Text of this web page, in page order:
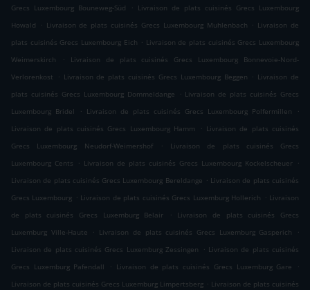
Grecs Luxembourg Bouneweg-Süd
. Livraison de plats cuisinés Grecs Luxembourg
Howald
. Livraison de plats cuisinés Grecs Luxembourg Muhlenbach . Livraison de
plats cuisinés Grecs Luxembourg Eich . Livraison de plats cuisinés Grecs Luxembourg
Weimerskirch
.
Livraison de plats cuisinés Grecs Luxembourg Bonnevoie-Nord-
Verlorenkost
. Livraison de plats cuisinés Grecs Luxembourg Beggen . Livraison de
plats cuisinés Grecs Luxembourg Dommeldange
. Livraison de plats cuisinés Grecs
Luxembourg Bridel
. Livraison de plats cuisinés Grecs Luxembourg Polfermillen
.
Livraison de plats cuisinés Grecs Luxembourg Hamm
. Livraison de plats cuisinés
Grecs Luxembourg Neudorf-Weimershof
.
Livraison de plats cuisinés Grecs
Luxembourg Cents
. Livraison de plats cuisinés Grecs Luxembourg Kockelscheuer .
Livraison de plats cuisinés Grecs Luxembourg Bereldange . Livraison de plats cuisinés
Grecs Luxembourg . Livraison de plats cuisinés Grecs Luxemburg Hollerich . Livraison
de plats cuisinés Grecs Luxemburg Belair
.
Livraison de plats cuisinés Grecs
Luxemburg Ville-Haute
. Livraison de plats cuisinés Grecs Luxemburg Gasperich
.
Livraison de plats cuisinés Grecs Luxemburg Zessingen
. Livraison de plats cuisinés
Grecs Luxemburg Pafendall
. Livraison de plats cuisinés Grecs Luxemburg Gare
.
Livraison de plats cuisinés Grecs Luxemburg Limpertsberg . Livraison de plats cuisinés